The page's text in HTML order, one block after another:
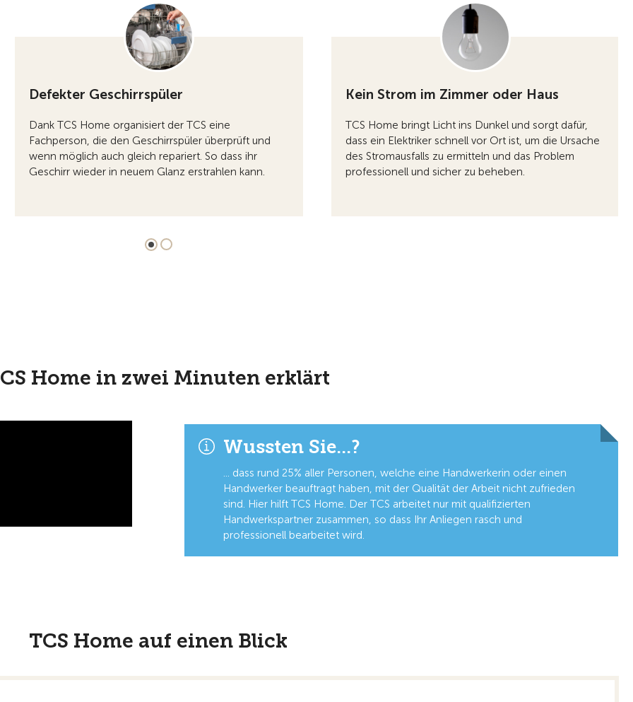
Defekter Geschirrspüler
Dank TCS Home organisiert der TCS eine
Fachperson, die den Geschirrspüler überprüft und
wenn möglich auch gleich repariert. So dass ihr
Geschirr wieder in neuem Glanz erstrahlen kann.
Kein Strom im Zimmer oder Haus
TCS Home bringt Licht ins Dunkel und sorgt dafür,
dass ein Elektriker schnell vor Ort ist, um die Ursache
des Stromausfalls zu ermitteln und das Problem
professionell und sicher zu beheben.
Home in zwei Minuten erklärt
Wussten Sie...?
... dass rund 25% aller Personen, welche eine Handwerkerin oder einen
Handwerker beauftragt haben, mit der Qualität der Arbeit nicht zufrieden
sind. Hier hilft TCS Home. Der TCS arbeitet nur mit qualifizierten
Handwerkspartner zusammen, so dass Ihr Anliegen rasch und
professionell bearbeitet wird.
TCS Home auf einen Blick